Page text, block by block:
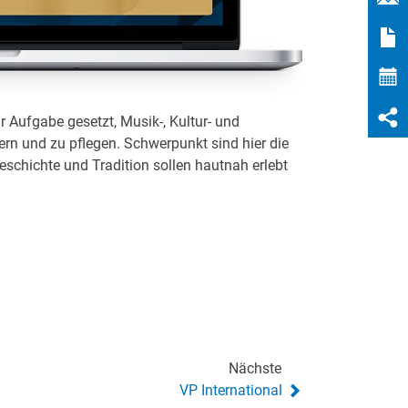
Aufgabe gesetzt, Musik-, Kultur- und
und zu pflegen. Schwerpunkt sind hier die
und Tradition sollen hautnah erlebt
Nächste
VP International